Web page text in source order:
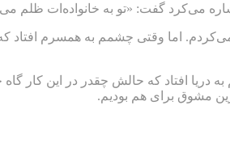
گفت: «تو به خانواده‌ات ظلم می‌کنی.
اما وقتی چشمم به همسرم افتاد
افتاد که حالش چقدر در این کار
مشوق برای هم بودیم.